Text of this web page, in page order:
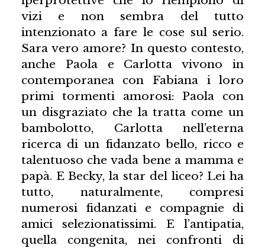
vizi e non sembra del tutto
intenzionato a fare le cose sul serio.
Sara vero amore? In questo contesto,
anche Paola e Carlotta vivono in
contemporanea con Fabiana i loro
primi tormenti amorosi: Paola con
un disgraziato che la tratta come un
bambolotto, Carlotta nell’eterna
ricerca di un fidanzato bello, ricco e
talentuoso che vada bene a mamma e
papà. E Becky, la star del liceo? Lei ha
tutto, naturalmente, compresi
numerosi fidanzati e compagnie di
amici selezionatissimi. E l’antipatia,
quella congenita, nei confronti di